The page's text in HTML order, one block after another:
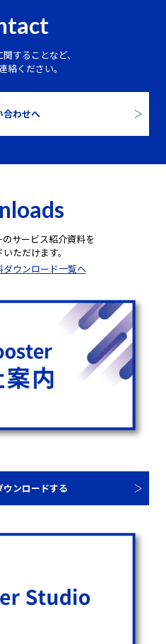
することなど、
絡ください。
合わせへ
サービス紹介資料を
ただけます。
ウンロード一覧へ
ウンロードする